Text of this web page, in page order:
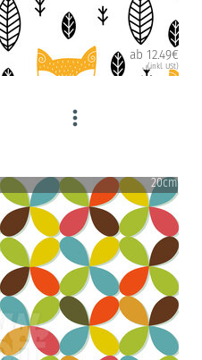
ab 12.49€
(inkl. USt)
20cm